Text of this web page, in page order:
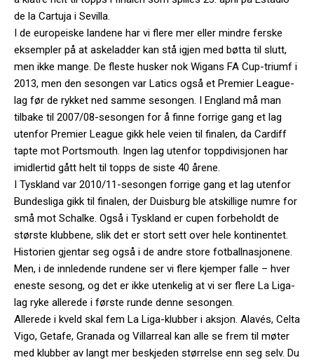
de la Cartuja i Sevilla.
I de europeiske landene har vi flere mer eller mindre ferske
eksempler på at askeladder kan stå igjen med bøtta til slutt,
men ikke mange. De fleste husker nok Wigans FA Cup-triumf i
2013, men den sesongen var Latics også et Premier League-
lag før de rykket ned samme sesongen. I England må man
tilbake til 2007/08-sesongen for å finne forrige gang et lag
utenfor Premier League gikk hele veien til finalen, da Cardiff
tapte mot Portsmouth. Ingen lag utenfor toppdivisjonen har
imidlertid gått helt til topps de siste 40 årene.
I Tyskland var 2010/11-sesongen forrige gang et lag utenfor
Bundesliga gikk til finalen, der Duisburg ble atskillige numre for
små mot Schalke. Også i Tyskland er cupen forbeholdt de
største klubbene, slik det er stort sett over hele kontinentet.
Historien gjentar seg også i de andre store fotballnasjonene.
Men, i de innledende rundene ser vi flere kjemper falle – hver
eneste sesong, og det er ikke utenkelig at vi ser flere La Liga-
lag ryke allerede i første runde denne sesongen.
Allerede i kveld skal fem La Liga-klubber i aksjon. Alavés, Celta
Vigo, Getafe, Granada og Villarreal kan alle se frem til møter
med klubber av langt mer beskjeden størrelse enn seg selv. Du